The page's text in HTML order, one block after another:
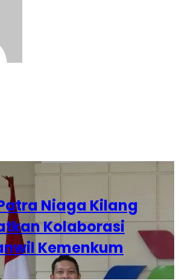
Niaga Kilang
Kolaborasi
Kemenkum